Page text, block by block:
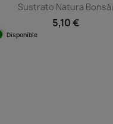
Sustrato Natura Bonsái
5,10 €
Disponible